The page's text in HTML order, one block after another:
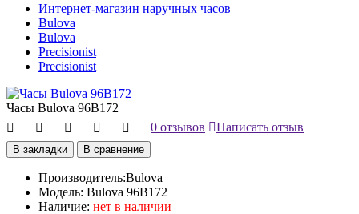
Интернет-магазин наручных часов
Bulova
Bulova
Precisionist
Precisionist
Часы Bulova 96B172
0 отзывов
Написать отзыв
В закладки В сравнение
Производитель:Bulova
Модель: Bulova 96B172
Наличие: нет в наличии